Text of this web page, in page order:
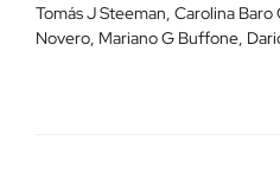
Tomás J Steeman, Carolina Baro
Novero, Mariano G Buffone,